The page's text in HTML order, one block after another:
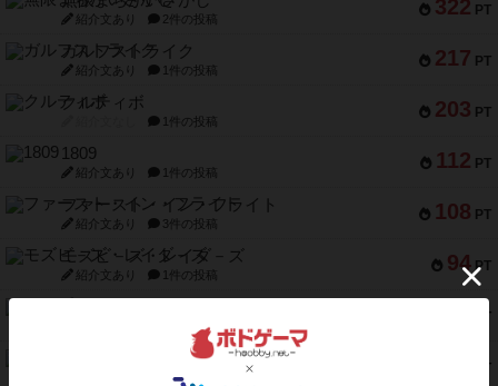
322 PT
紹介文あり 2件の投稿
217 PT
ガルフストライク
紹介文あり 1件の投稿
203 PT
クルティボ
1件の投稿
112 PT
1809
紹介文あり 1件の投稿
108 PT
ファースト・イン・フライト
紹介文あり 3件の投稿
94 PT
モズビ－ズ・レイダ－ズ
紹介文あり 1件の投稿
PT
2件の投稿
PT
2件の投稿